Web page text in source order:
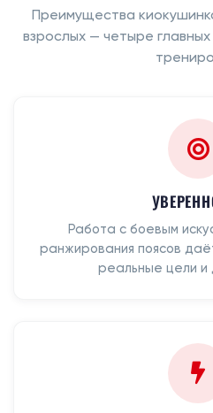
Преимущества
взрослых — четыре
Работа с боевым
ранжирования поясов
реальные цели и